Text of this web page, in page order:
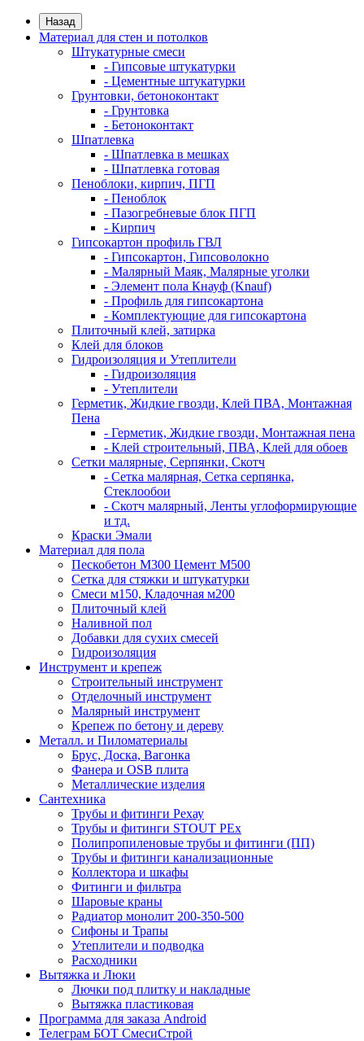
Назад
Материал для стен и потолков
Штукатурные смеси
- Гипсовые штукатурки
- Цементные штукатурки
Грунтовки, бетоноконтакт
- Грунтовка
- Бетоноконтакт
Шпатлевка
- Шпатлевка в мешках
- Шпатлевка готовая
Пеноблоки, кирпич, ПГП
- Пеноблок
- Пазогребневые блок ПГП
- Кирпич
Гипсокартон профиль ГВЛ
- Гипсокартон, Гипсоволокно
- Малярный Маяк, Малярные уголки
- Элемент пола Кнауф (Knauf)
- Профиль для гипсокартона
- Комплектующие для гипсокартона
Плиточный клей, затирка
Клей для блоков
Гидроизоляция и Утеплители
- Гидроизоляция
- Утеплители
Герметик, Жидкие гвозди, Клей ПВА, Монтажная
Пена
- Герметик, Жидкие гвозди, Монтажная пена
- Клей строительный, ПВА, Клей для обоев
Сетки малярные, Серпянки, Скотч
- Сетка малярная, Сетка серпянка,
Стеклообои
- Скотч малярный, Ленты углоформирующие
и тд.
Краски Эмали
Материал для пола
Пескобетон М300 Цемент М500
Сетка для стяжки и штукатурки
Смеси м150, Кладочная м200
Плиточный клей
Наливной пол
Добавки для сухих смесей
Гидроизоляция
Инструмент и крепеж
Строительный инструмент
Отделочный инструмент
Малярный инструмент
Крепеж по бетону и дереву
Металл. и Пиломатериалы
Брус, Доска, Вагонка
Фанера и OSB плита
Металлические изделия
Сантехника
Трубы и фитинги Рехау
Трубы и фитинги STOUT PEx
Полипропиленовые трубы и фитинги (ПП)
Трубы и фитинги канализационные
Коллектора и шкафы
Фитинги и фильтра
Шаровые краны
Радиатор монолит 200-350-500
Сифоны и Трапы
Утеплители и подводка
Расходники
Вытяжка и Люки
Лючки под плитку и накладные
Вытяжка пластиковая
Программа для заказа Android
Телеграм БОТ СмесиСтрой